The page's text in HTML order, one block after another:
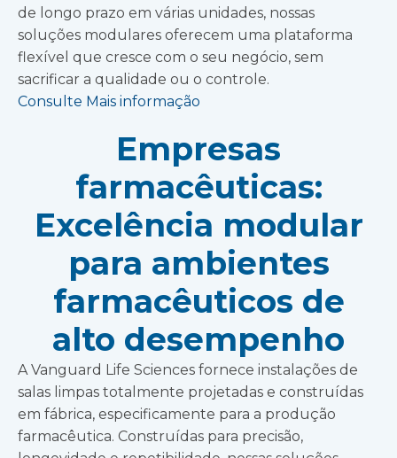
de longo prazo em várias unidades, nossas
soluções modulares oferecem uma plataforma
flexível que cresce com o seu negócio, sem
sacrificar a qualidade ou o controle.
Consulte Mais informação
Empresas
farmacêuticas:
Excelência modular
para ambientes
farmacêuticos de
alto desempenho
A Vanguard Life Sciences fornece instalações de
salas limpas totalmente projetadas e construídas
em fábrica, especificamente para a produção
farmacêutica. Construídas para precisão,